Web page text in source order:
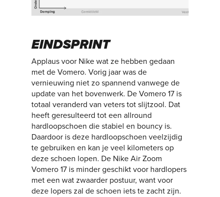
EINDSPRINT
Applaus voor Nike wat ze hebben gedaan
met de Vomero. Vorig jaar was de
vernieuwing niet zo spannend vanwege de
update van het bovenwerk. De Vomero 17 is
totaal veranderd van veters tot slijtzool. Dat
heeft geresulteerd tot een allround
hardloopschoen die stabiel en bouncy is.
Daardoor is deze hardloopschoen veelzijdig
te gebruiken en kan je veel kilometers op
deze schoen lopen. De Nike Air Zoom
Vomero 17 is minder geschikt voor hardlopers
met een wat zwaarder postuur, want voor
deze lopers zal de schoen iets te zacht zijn.